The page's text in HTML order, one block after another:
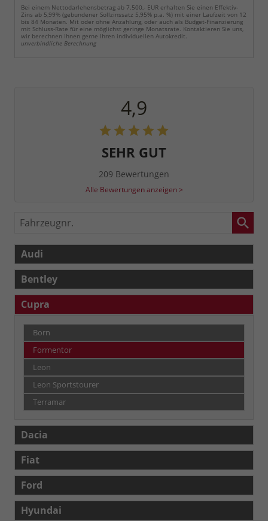
Bei einem Nettodarlehensbetrag ab 7.500,- EUR erhalten Sie einen Effektiv-
Zins ab 5,99% (gebundener Sollzinssatz 5,95% p.a. %) mit einer Laufzeit von 12
bis 84 Monaten. Mit oder ohne Anzahlung, oder auch als Budget-Finanzierung
mit Schluss-Rate für eine möglichst geringe Monatsrate. Kontaktieren Sie uns,
wir berechnen Ihnen gerne Ihren individuellen Autokredit.
unverbindliche Berechnung
4,9
SEHR GUT
209 Bewertungen
Alle Bewertungen anzeigen >
Fahrzeugnr.
Audi
Bentley
Cupra
Born
Formentor
Leon
Leon Sportstourer
Terramar
Dacia
Fiat
Ford
Hyundai